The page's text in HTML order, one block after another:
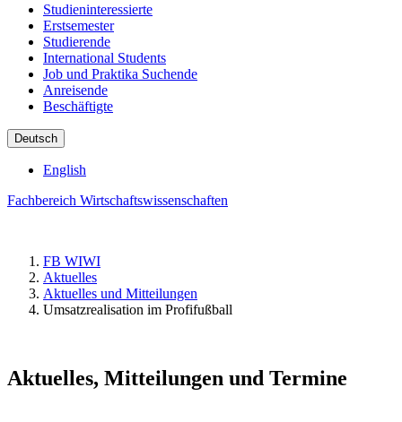
Studieninteressierte
Erstsemester
Studierende
International Students
Job und Praktika Suchende
Anreisende
Beschäftigte
Deutsch
English
Fachbereich Wirtschaftswissenschaften
FB WIWI
Aktuelles
Aktuelles und Mitteilungen
Umsatzrealisation im Profifußball
Aktuelles, Mitteilungen und Termine